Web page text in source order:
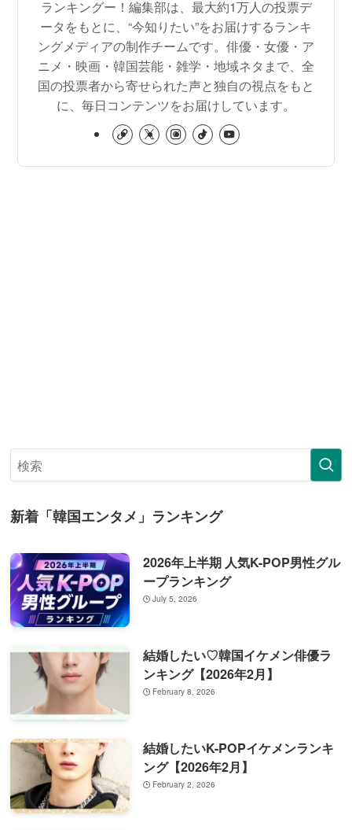
ランキングー！編集部は、最大約1万人の投票デ
ータをもとに、“今知りたい”をお届けするランキ
ングメディアの制作チームです。俳優・女優・ア
ニメ・映画・韓国芸能・雑学・地域ネタまで、全
国の投票者から寄せられた声と独自の視点をもと
に、毎日コンテンツをお届けしています。
新着「韓国エンタメ」ランキング
2026年上半期 人気K-POP男性グル
ープランキング
July 5, 2026
結婚したい♡韓国イケメン俳優ラ
ンキング【2026年2月】
February 8, 2026
結婚したいK-POPイケメンランキ
ング【2026年2月】
February 2, 2026